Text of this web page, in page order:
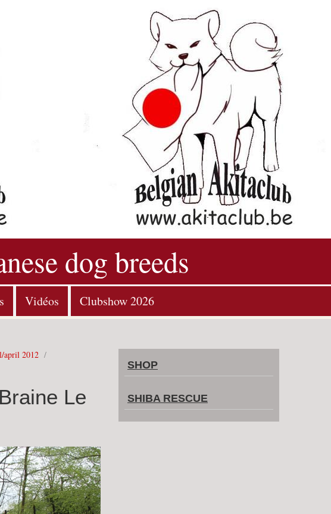
dog breeds
Vidéos Clubshow 2026
april 2012 /
Le
SHOP
SHIBA RESCUE